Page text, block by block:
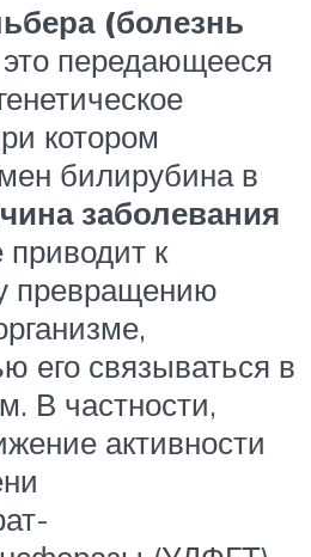
(болезнь
передающееся
котором
билирубина в
заболевания
к
превращению
его связываться в
В частности,
активности